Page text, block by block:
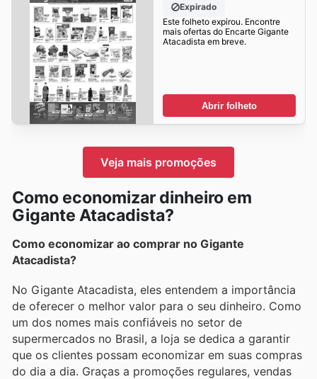
Expirado
Este folheto expirou. Encontre
mais ofertas do Encarte Gigante
Atacadista em breve.
Abrir folheto
Veja mais promoções
Como economizar dinheiro em
Gigante Atacadista?
Como economizar ao comprar no Gigante
Atacadista?
No Gigante Atacadista, eles entendem a importância
de oferecer o melhor valor para o seu dinheiro. Como
um dos nomes mais confiáveis no setor de
supermercados no Brasil, a loja se dedica a garantir
que os clientes possam economizar em suas compras
do dia a dia. Graças a promoções regulares, vendas